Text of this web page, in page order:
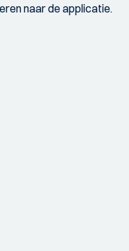
naar de applicatie.